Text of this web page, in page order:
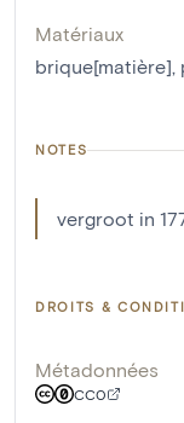
Matériaux
brique[matière],
NOTES
vergroot in
DROITS &
Métadonnées
CC0